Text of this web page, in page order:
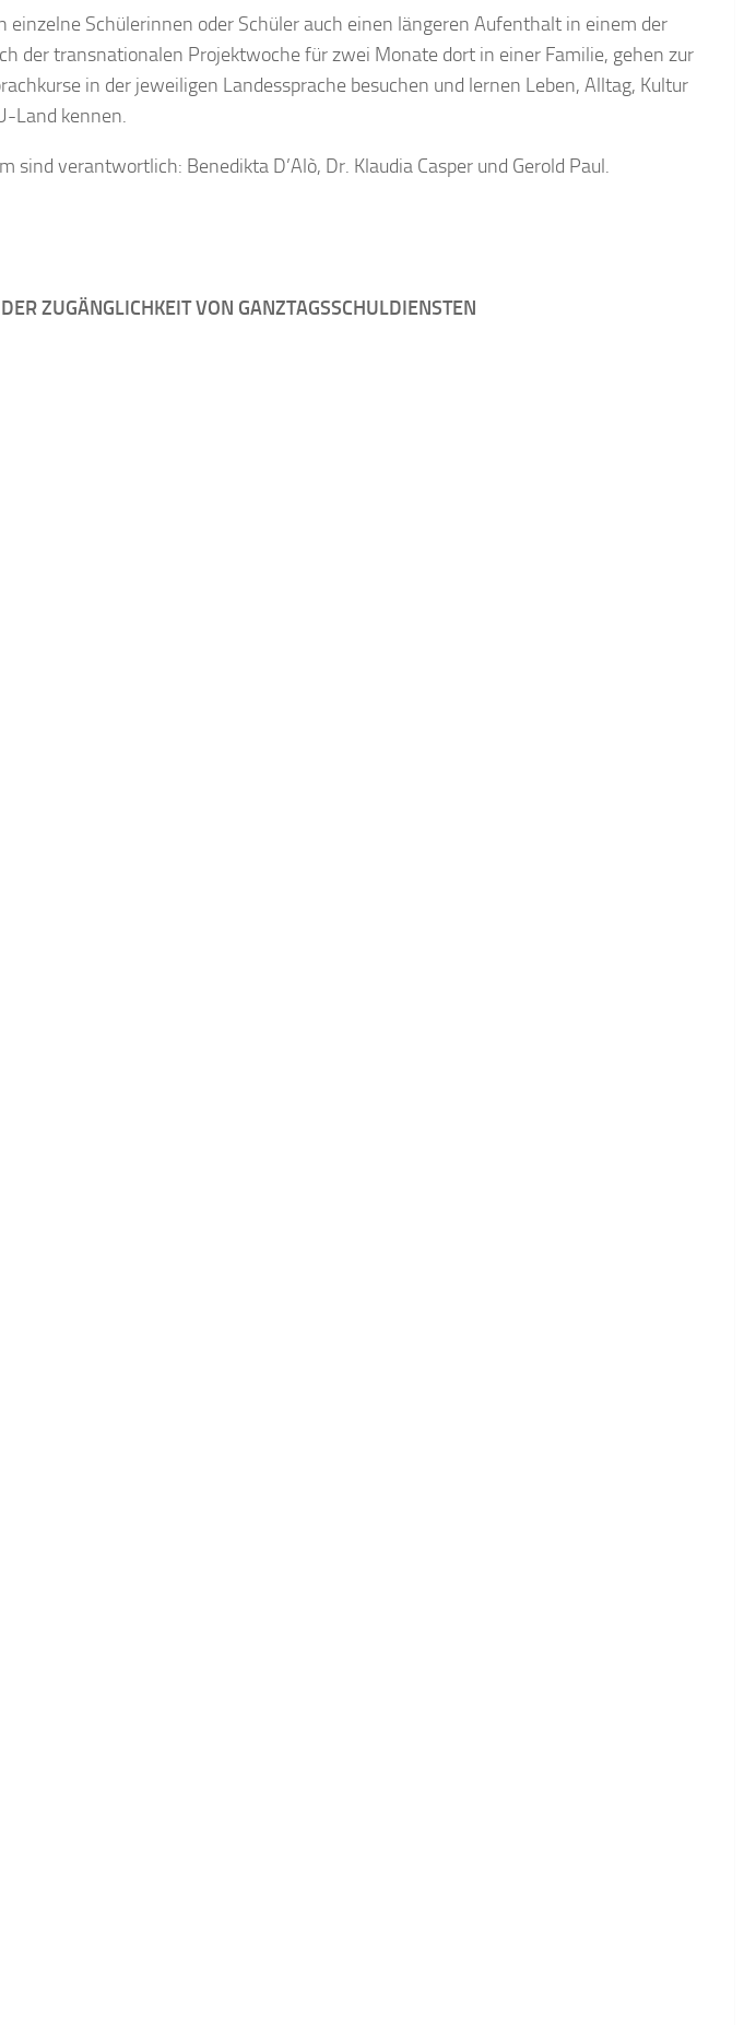
einzelne Schülerinnen oder Schüler auch einen längeren Aufenthalt in einem der
der transnationalen Projektwoche für zwei Monate dort in einer Familie, gehen zur
in der jeweiligen Landessprache besuchen und lernen Leben, Alltag, Kultur
Land kennen.
sind verantwortlich: Benedikta D’Alò, Dr. Klaudia Casper und Gerold Paul.
ZUGÄNGLICHKEIT VON GANZTAGSSCHULDIENSTEN